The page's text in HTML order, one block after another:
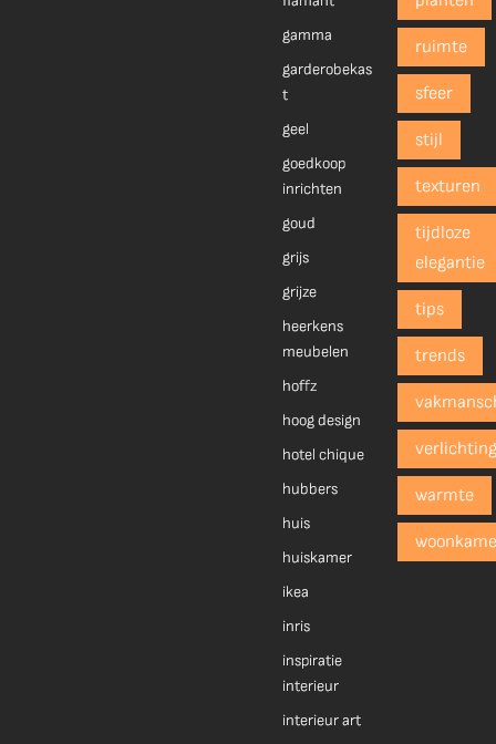
gamma
garderobekas
t
geel
goedkoop
inrichten
goud
grijs
grijze
heerkens
meubelen
hoffz
hoog design
hotel chique
hubbers
huis
huiskamer
ikea
inris
inspiratie
interieur
interieur art
ruimte
sfeer
stijl
texturen
tijdloze
elegantie
tips
trends
warmte